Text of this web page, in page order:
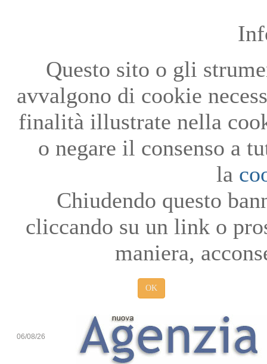
Questo sito o gli
avvalgono di cookie
finalità illustrate nella
o negare il consenso a
la
Chiudendo questo
cliccando su un link o
maniera,
OK
06/08/26